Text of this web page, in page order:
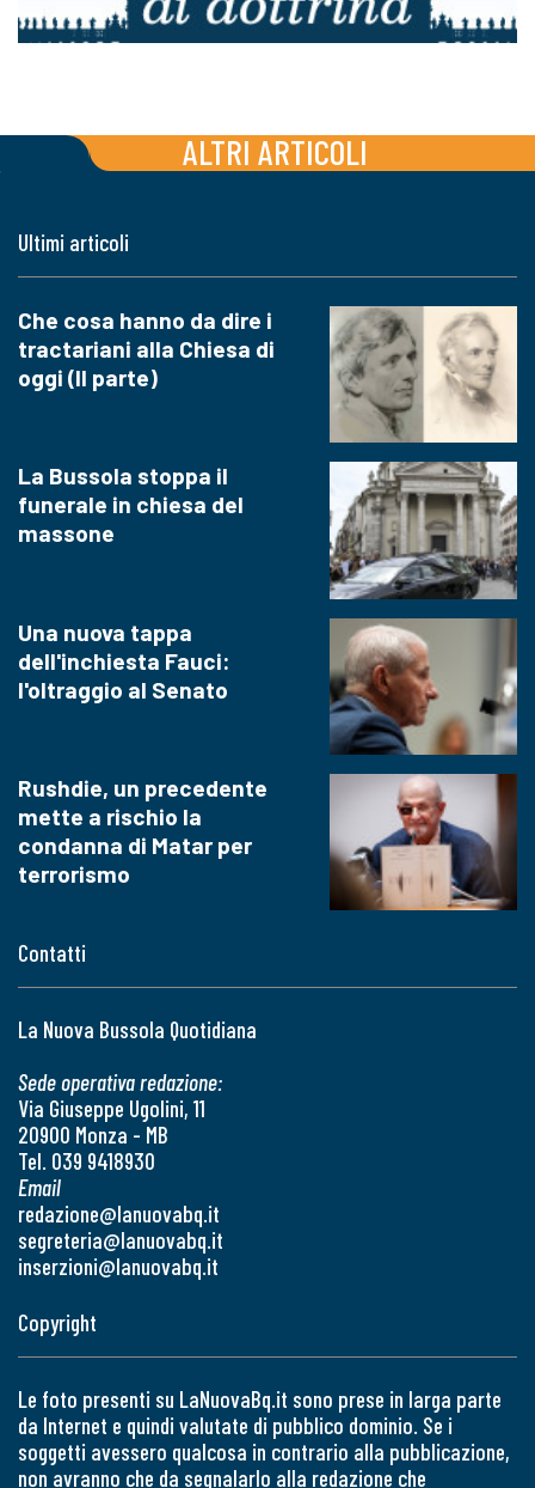
ALTRI ARTICOLI
Contatti
La Nuova Bussola Quotidiana
Sede operativa redazione:
Via Giuseppe Ugolini, 11
20900 Monza - MB
Tel. 039 9418930
Email
redazione@lanuovabq.it
segreteria@lanuovabq.it
inserzioni@lanuovabq.it
Ultimi articoli
Che cosa hanno da dire i
tractariani alla Chiesa di
oggi (II parte)
La Bussola stoppa il
funerale in chiesa del
massone
Una nuova tappa
dell'inchiesta Fauci:
l'oltraggio al Senato
Rushdie, un precedente
mette a rischio la
condanna di Matar per
terrorismo
Copyright
Le foto presenti su LaNuovaBq.it sono prese in larga parte
da Internet e quindi valutate di pubblico dominio. Se i
soggetti avessero qualcosa in contrario alla pubblicazione,
non avranno che da segnalarlo alla redazione che